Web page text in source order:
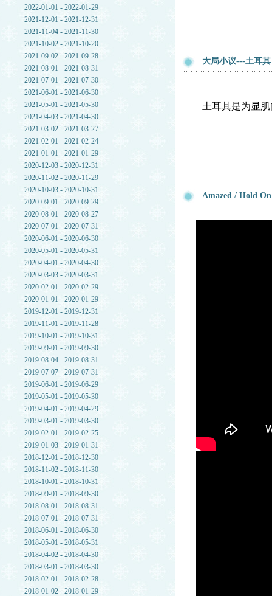
2022-01-01 - 2022-01-29
2021-12-01 - 2021-12-31
2021-11-04 - 2021-11-30
2021-10-02 - 2021-10-20
2021-09-02 - 2021-09-28
2021-08-01 - 2021-08-31
2021-07-01 - 2021-07-30
2021-06-01 - 2021-06-30
2021-05-01 - 2021-05-30
2021-04-03 - 2021-04-30
2021-03-02 - 2021-03-27
2021-02-01 - 2021-02-24
2021-01-01 - 2021-01-29
2020-12-03 - 2020-12-31
2020-11-02 - 2020-11-29
2020-10-03 - 2020-10-31
2020-09-01 - 2020-09-29
2020-08-01 - 2020-08-27
2020-07-01 - 2020-07-31
2020-06-01 - 2020-06-30
2020-05-01 - 2020-05-31
2020-04-01 - 2020-04-30
2020-03-03 - 2020-03-31
2020-02-01 - 2020-02-29
2020-01-01 - 2020-01-29
2019-12-01 - 2019-12-31
2019-11-01 - 2019-11-28
2019-10-01 - 2019-10-31
2019-09-01 - 2019-09-30
2019-08-04 - 2019-08-31
2019-07-07 - 2019-07-31
2019-06-01 - 2019-06-29
2019-05-01 - 2019-05-30
2019-04-01 - 2019-04-29
2019-03-01 - 2019-03-30
2019-02-01 - 2019-02-25
2019-01-03 - 2019-01-31
2018-12-01 - 2018-12-30
2018-11-02 - 2018-11-30
2018-10-01 - 2018-10-31
2018-09-01 - 2018-09-30
2018-08-01 - 2018-08-31
2018-07-01 - 2018-07-31
2018-06-01 - 2018-06-30
2018-05-01 - 2018-05-31
2018-04-02 - 2018-04-30
2018-03-01 - 2018-03-30
2018-02-01 - 2018-02-28
2018-01-02 - 2018-01-29
大局小议---土耳
土耳其是为显
Amazed / Hold On